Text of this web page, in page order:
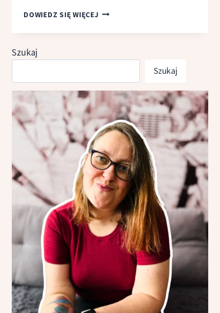
DOWIEDZ SIĘ WIĘCEJWYGRAJ
LUB
DO NAUKI
JĘZYKÓW!
Szukaj
Szukaj